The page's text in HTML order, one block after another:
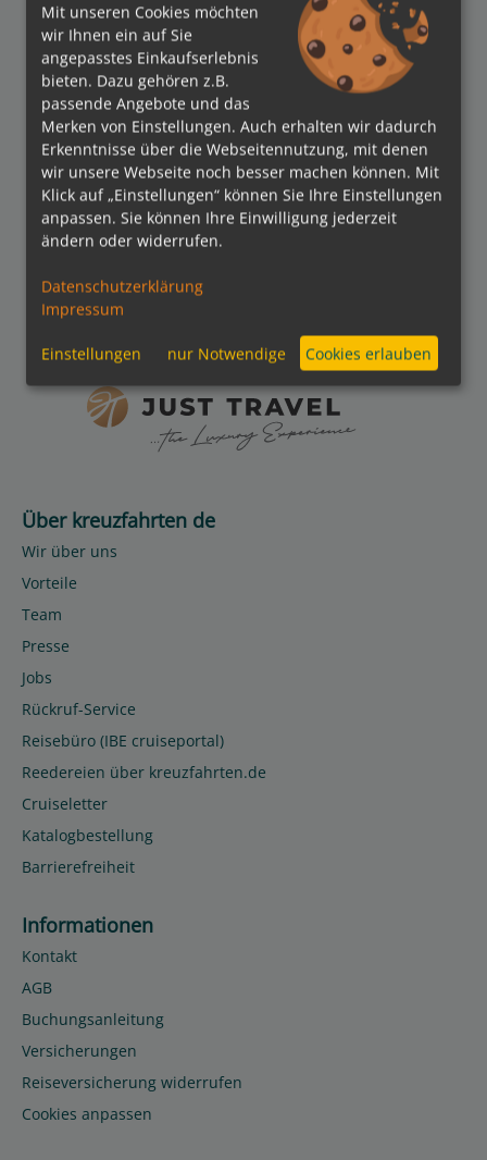
Bezahlmethoden
kreuzfahrten.de APP
Folgen Sie uns
Partner
Über kreuzfahrten de
Wir über uns
Vorteile
Team
Presse
Jobs
Rückruf-Service
Reisebüro (IBE cruiseportal)
Reedereien über kreuzfahrten.de
Cruiseletter
Katalogbestellung
Barrierefreiheit
Informationen
Kontakt
AGB
Buchungsanleitung
Versicherungen
Reiseversicherung widerrufen
Cookies anpassen
Mit unseren Cookies möchten
wir Ihnen ein auf Sie
angepasstes Einkaufserlebnis
bieten. Dazu gehören z.B.
passende Angebote und das
Merken von Einstellungen. Auch erhalten wir dadurch
Erkenntnisse über die Webseitennutzung, mit denen
wir unsere Webseite noch besser machen können. Mit
Klick auf „Einstellungen“ können Sie Ihre Einstellungen
anpassen. Sie können Ihre Einwilligung jederzeit
ändern oder widerrufen.
Datenschutzerklärung
Impressum
Einstellungen nur Notwendige Cookies erlauben